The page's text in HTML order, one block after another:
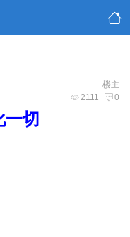
楼主
2111 0
切